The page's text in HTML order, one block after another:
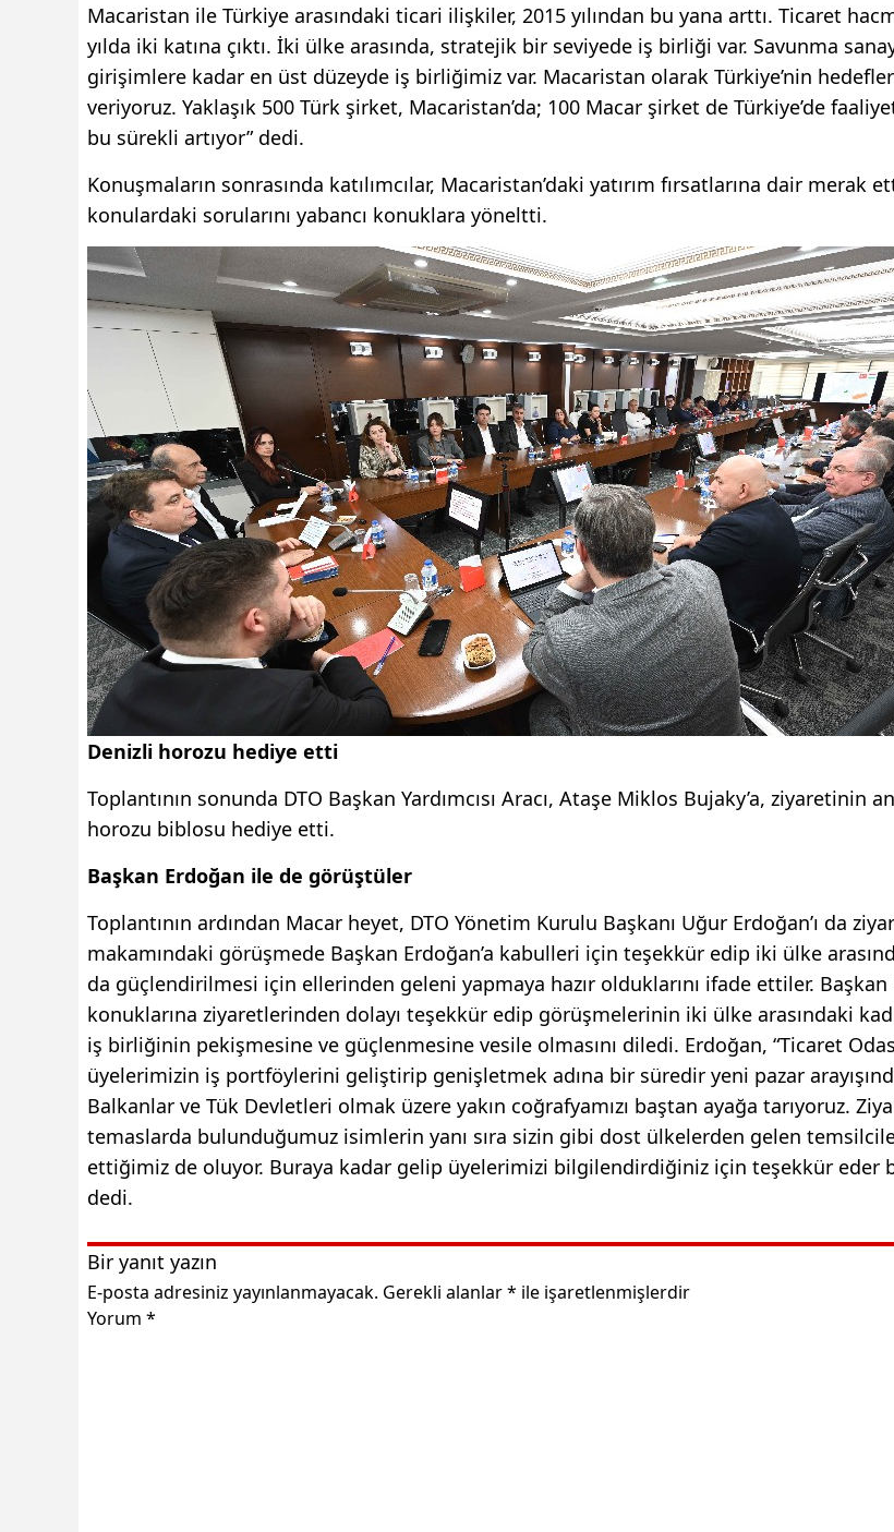
Macaristan ile Türkiye arasındaki ticari ilişkiler, 2015 yılından bu yana arttı. Ticaret
yılda iki katına çıktı. İki ülke arasında, stratejik bir seviyede iş birliği var. Savunma
girişimlere kadar en üst düzeyde iş birliğimiz var. Macaristan olarak Türkiye’nin
veriyoruz. Yaklaşık 500 Türk şirket, Macaristan’da; 100 Macar şirket de Türkiye’de
bu sürekli artıyor” dedi.
Konuşmaların sonrasında katılımcılar, Macaristan’daki yatırım fırsatlarına dair merak
konulardaki sorularını yabancı konuklara yöneltti.
Denizli horozu hediye etti
Toplantının sonunda DTO Başkan Yardımcısı Aracı, Ataşe Miklos Bujaky’a, ziyaretinin
horozu biblosu hediye etti.
Başkan Erdoğan ile de görüştüler
Toplantının ardından Macar heyet, DTO Yönetim Kurulu Başkanı Uğur Erdoğan’ı da
makamındaki görüşmede Başkan Erdoğan’a kabulleri için teşekkür edip iki ülke
da güçlendirilmesi için ellerinden geleni yapmaya hazır olduklarını ifade ettiler. Başkan
konuklarına ziyaretlerinden dolayı teşekkür edip görüşmelerinin iki ülke arasındaki
iş birliğinin pekişmesine ve güçlenmesine vesile olmasını diledi. Erdoğan, “Ticaret
üyelerimizin iş portföylerini geliştirip genişletmek adına bir süredir yeni pazar
Balkanlar ve Tük Devletleri olmak üzere yakın coğrafyamızı baştan ayağa tarıyoruz.
temaslarda bulunduğumuz isimlerin yanı sıra sizin gibi dost ülkelerden gelen
ettiğimiz de oluyor. Buraya kadar gelip üyelerimizi bilgilendirdiğiniz için teşekkür eder
dedi.
Bir yanıt yazın
E-posta adresiniz yayınlanmayacak. Gerekli alanlar* ile işaretlenmişlerdir
Yorum *